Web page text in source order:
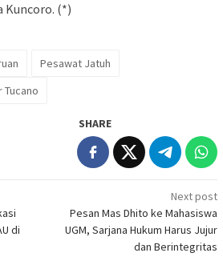
Kuncoro. (*)
Pesawat Jatuh
Tucano
SHARE
di
Next post
Pesan Mas Dhito ke Mahasiswa
UGM, Sarjana Hukum Harus Jujur
dan Berintegritas